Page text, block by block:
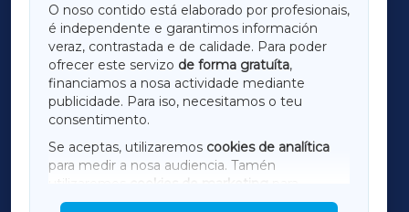
O noso contido está elaborado por profesionais,
é independente e garantimos información
veraz, contrastada e de calidade. Para poder
ofrecer este servizo de forma gratuíta,
financiamos a nosa actividade mediante
publicidade. Para iso, necesitamos o teu
consentimento.
Se aceptas, utilizaremos cookies de analítica
para medir a nosa audiencia. Tamén
utilizaremos
cookies de marketing
mostrar publicidade de terceiros.
LUGOXA
TERRACHAXA
AMARIÑAXA